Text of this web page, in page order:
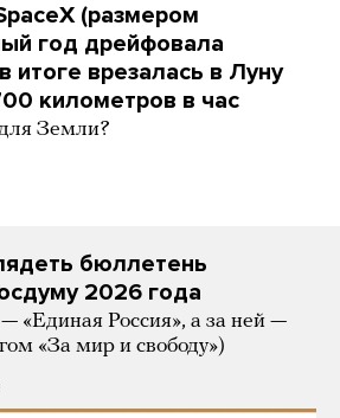
(размером
год дрейфовала
итоге врезалась в Луну
километров в час
Земли?
бюллетень
2026 года
«Единая Россия», а за ней —
«За мир и свободу»)